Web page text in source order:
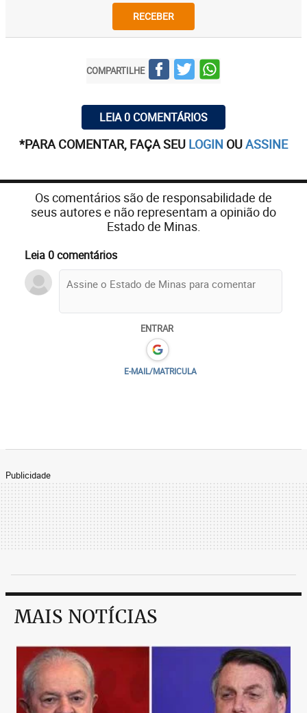
RECEBER
COMPARTILHE
LEIA 0 COMENTÁRIOS
*PARA COMENTAR, FAÇA SEU LOGIN OUASSINE
Os comentários são de responsabilidade de
seus autores e não representam a opinião do
Estado de Minas.
Leia 0 comentários
ENTRAR
E-MAIL/MATRICULA
Publicidade
MAIS NOTÍCIAS